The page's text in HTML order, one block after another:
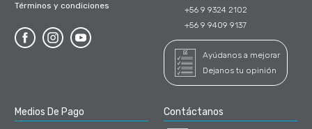
Términos y condiciones
+56 9 9324 2102
+56 9 9409 9137
Ayúdanos a mejorar
Dejanos tu opinión
Medios De Pago Contáctanos